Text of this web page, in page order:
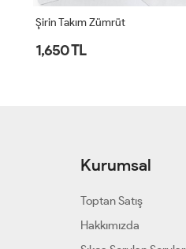
Şirin Takım Zümrüt
1,650 TL
Kurumsal
Toptan Satış
Hakkımızda